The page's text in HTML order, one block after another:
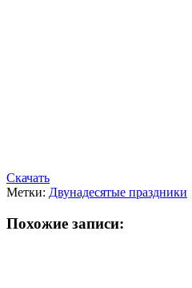
Скачать
Метки: Двунадесятые праздники
Похожие записи: